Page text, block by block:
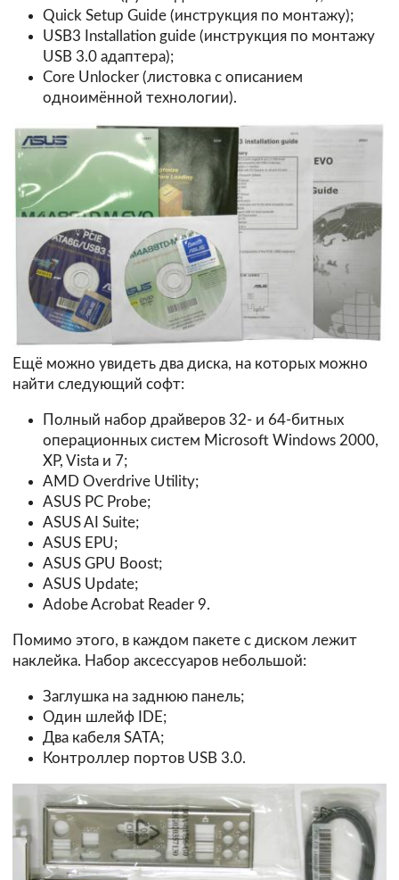
Quick Setup Guide (инструкция по монтажу);
USB3 Installation guide (инструкция по монтажу
USB 3.0 адаптера);
Core Unlocker (листовка с описанием
одноимённой технологии).
Ещё можно увидеть два диска, на которых можно
найти следующий софт:
Полный набор драйверов 32- и 64-битных
операционных систем Microsoft Windows 2000,
XP, Vista и 7;
AMD Overdrive Utility;
ASUS PC Probe;
ASUS AI Suite;
ASUS EPU;
ASUS GPU Boost;
ASUS Update;
Adobe Acrobat Reader 9.
Помимо этого, в каждом пакете с диском лежит
наклейка. Набор аксессуаров небольшой:
Заглушка на заднюю панель;
Один шлейф IDE;
Два кабеля SATA;
Контроллер портов USB 3.0.